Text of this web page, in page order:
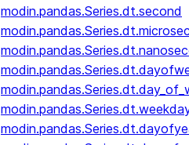
modin.pandas.Series.dt.second